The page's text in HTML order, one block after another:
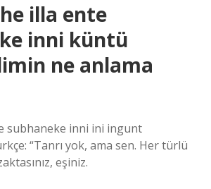
illa ente
inni küntü
ne anlama
subhaneke inni ini ingunt
“Tanrı yok, ama sen. Her türlü
eşiniz.